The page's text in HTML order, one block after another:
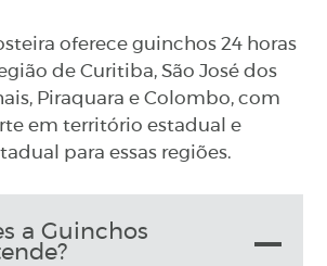
oferece guinchos 24 horas
de Curitiba, São José dos
Piraquara e Colombo, com
em território estadual e
para essas regiões.
a Guinchos